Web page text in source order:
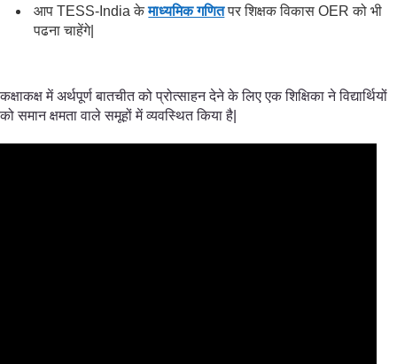
आप TESS-India केमाध्यमिक गणितपर शिक्षक विकास OER को भी
पढना चाहेंगे|
कक्षाकक्ष में अर्थपूर्ण बातचीत को प्रोत्साहन देने के लिए एक शिक्षिका ने विद्यार्थियों
को समान क्षमता वाले समूहों में व्यवस्थित किया है|